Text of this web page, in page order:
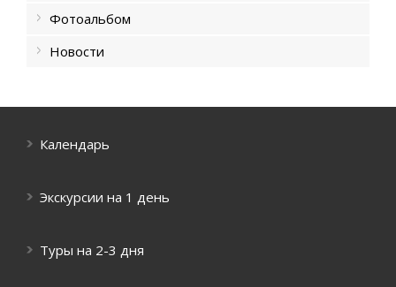
Фотоальбом
Новости
Календарь
Экскурсии на 1 день
Туры на 2-3 дня